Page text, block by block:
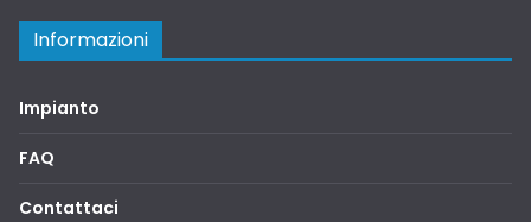
Informazioni
Impianto
FAQ
Contattaci